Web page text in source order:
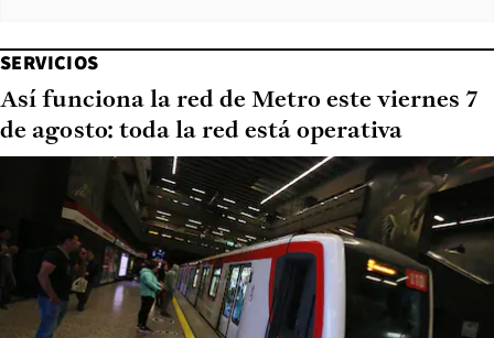
SERVICIOS
Así funciona la red de Metro este viernes 7
de agosto: toda la red está operativa